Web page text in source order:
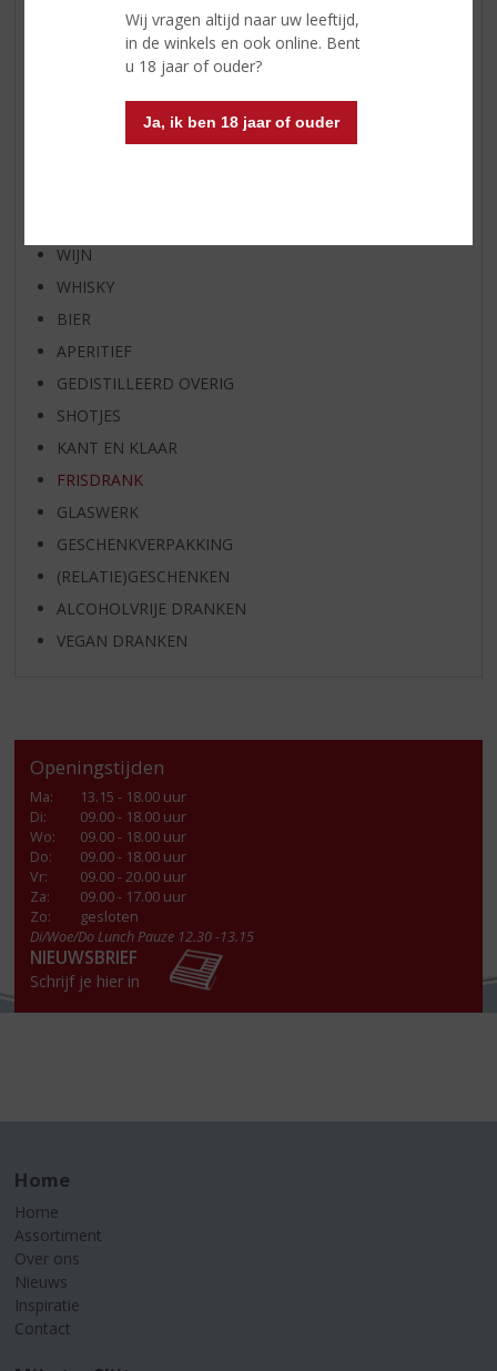
Wij vragen altijd naar uw leeftijd,
in de winkels en ook online. Bent
u 18 jaar of ouder?
Ja, ik ben 18 jaar of ouder
AANBIEDINGEN
WIJN VAN DE MAAND
RUM VAN DE MAAND
WIJN
WHISKY
BIER
APERITIEF
GEDISTILLEERD OVERIG
SHOTJES
KANT EN KLAAR
FRISDRANK
GLASWERK
GESCHENKVERPAKKING
(RELATIE)GESCHENKEN
ALCOHOLVRIJE DRANKEN
VEGAN DRANKEN
Openingstijden
Ma:
13.15 - 18.00 uur
Di:
09.00 - 18.00 uur
Wo:
09.00 - 18.00 uur
Do:
09.00 - 18.00 uur
Vr:
09.00 - 20.00 uur
Za:
09.00 - 17.00 uur
Zo:
gesloten
Di/Woe/Do Lunch Pauze 12.30 -13.15
NIEUWSBRIEF
Schrijf je hier in
Home
Home
Assortiment
Over ons
Nieuws
Inspiratie
Contact